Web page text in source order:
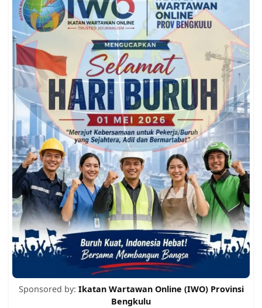
Sponsored by: Ikatan Wartawan Online (IWO) Provinsi
Bengkulu